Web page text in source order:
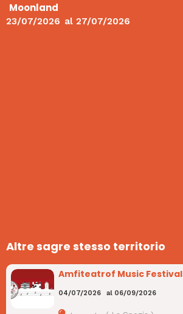
Moonland
23/07/2026 al 27/07/2026
Altre sagre stesso territorio
Amfiteatrof Music Festival
04/07/2026 al 06/09/2026